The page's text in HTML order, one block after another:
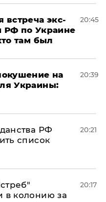
встреча экс-
РФ по Украине
там был
20:45
на
Украины:
20:39
РФ
список
20:21
в колонию за
20:17